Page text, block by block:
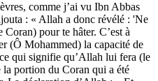
comme j’ai vu Ibn Abbas
: « Allah a donc révélé : 'Ne
pour te hâter. C’est à
(Ô Mohammed) la capacité de
qui signifie qu’Allah lui fera (le
portion du Coran qui a été